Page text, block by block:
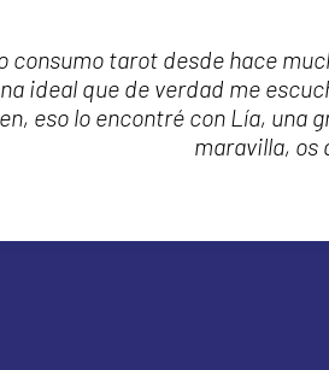
consumo tarot desde hace
ideal que de verdad me
eso lo encontré con Lía, una
maravilla, os